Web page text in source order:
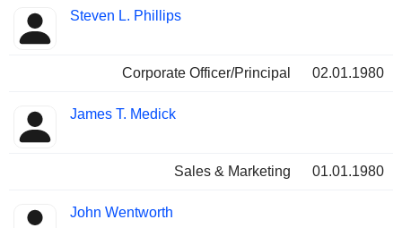
Steven L. Phillips
Corporate Officer/Principal 02.01.1980
James T. Medick
Sales & Marketing 01.01.1980
John Wentworth